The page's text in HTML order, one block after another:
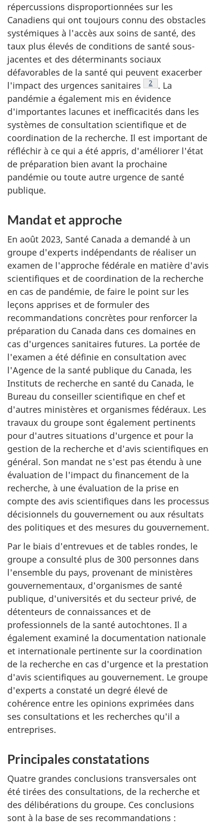
répercussions disproportionnées sur les
Canadiens qui ont toujours connu des obstacles
systémiques à l'accès aux soins de santé, des
taux plus élevés de conditions de santé sous-
jacentes et des déterminants sociaux
défavorables de la santé qui peuvent exacerber
l'impact des urgences sanitaires
Note de bas de
2
. La
pandémie a également mis en évidence
d'importantes lacunes et inefficacités dans les
systèmes de consultation scientifique et de
coordination de la recherche. Il est important de
réfléchir à ce qui a été appris, d'améliorer l'état
de préparation bien avant la prochaine
pandémie ou toute autre urgence de santé
publique.
Mandat et approche
En août 2023, Santé Canada a demandé à un
groupe d'experts indépendants de réaliser un
examen de l'approche fédérale en matière d'avis
scientifiques et de coordination de la recherche
en cas de pandémie, de faire le point sur les
leçons apprises et de formuler des
recommandations concrètes pour renforcer la
préparation du Canada dans ces domaines en
cas d'urgences sanitaires futures. La portée de
l'examen a été définie en consultation avec
l'Agence de la santé publique du Canada, les
Instituts de recherche en santé du Canada, le
Bureau du conseiller scientifique en chef et
d'autres ministères et organismes fédéraux. Les
travaux du groupe sont également pertinents
pour d'autres situations d'urgence et pour la
gestion de la recherche et d'avis scientifiques en
général. Son mandat ne s'est pas étendu à une
évaluation de l'impact du financement de la
recherche, à une évaluation de la prise en
compte des avis scientifiques dans les processus
décisionnels du gouvernement ou aux résultats
des politiques et des mesures du gouvernement.
Par le biais d'entrevues et de tables rondes, le
groupe a consulté plus de 300 personnes dans
l'ensemble du pays, provenant de ministères
gouvernementaux, d'organismes de santé
publique, d'universités et du secteur privé, de
détenteurs de connaissances et de
professionnels de la santé autochtones. Il a
également examiné la documentation nationale
et internationale pertinente sur la coordination
de la recherche en cas d'urgence et la prestation
d'avis scientifiques au gouvernement. Le groupe
d'experts a constaté un degré élevé de
cohérence entre les opinions exprimées dans
ses consultations et les recherches qu'il a
entreprises.
Principales constatations
Quatre grandes conclusions transversales ont
été tirées des consultations, de la recherche et
des délibérations du groupe. Ces conclusions
sont à la base de ses recommandations :